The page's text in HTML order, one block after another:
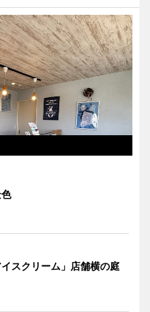
イスクリーム」店舗横の庭